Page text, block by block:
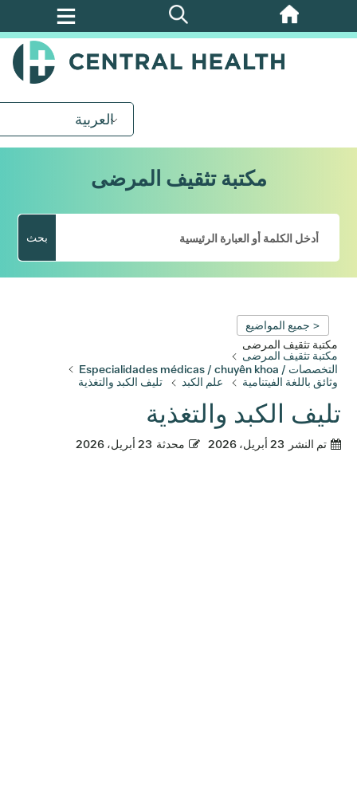
تخطي
العربية
مكتبة تثقيف المرضى
بحث
< جميع المواضيع
مكتبة تثقيف المرضى
مكتبة تثقيف المرضى
التخصصات / Especialidades médicas / chuyên khoa
وثائق باللغة الفيتنامية
علم الكبد تليف الكبد والتغذية
تليف الكبد والتغذية
تم النشر 23 أبريل، 2026 محدثة 23 أبريل، 2026